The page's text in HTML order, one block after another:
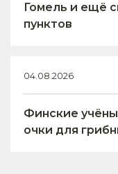
Гомель и ещё
пунктов
04.08.2026
Финские
очки для